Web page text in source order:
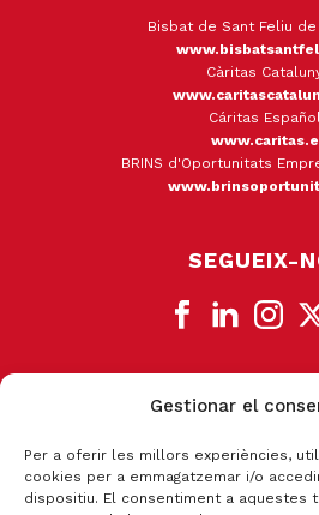
Gestionar el
Per a oferir les millors experiències,
cookies per a emmagatzemar i/o
dispositiu. El consentiment a aquestes
Bisbat de Sant Feliu
Càritas
Cáritas
BRINS d'Oportunitats
SEGUEIX-
CANAL DE DENÚNCIA